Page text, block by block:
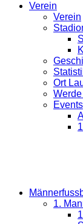
Verein
Verein
Ort
Events
1.